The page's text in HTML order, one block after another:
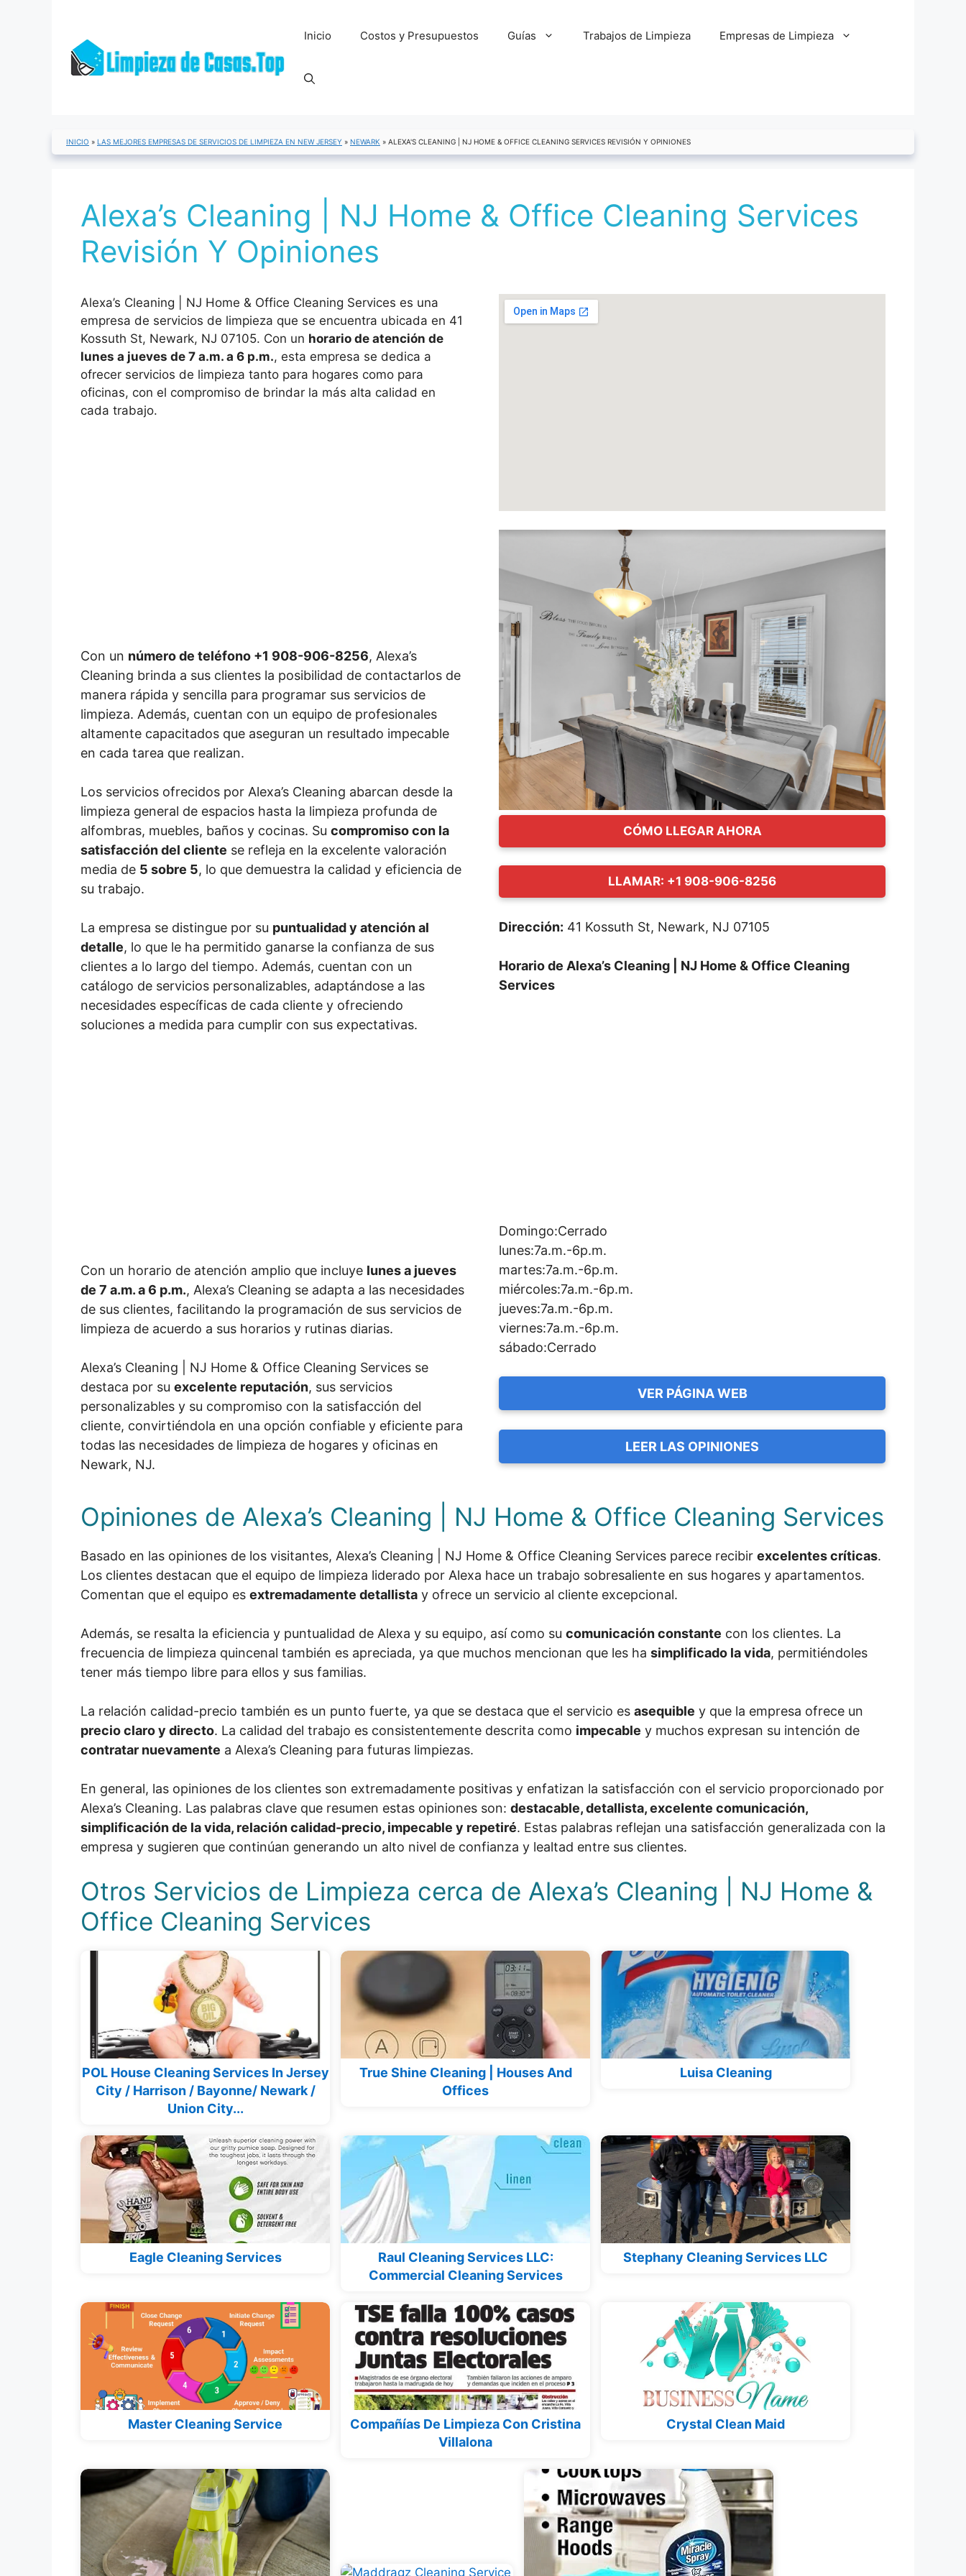
Inicio Costos y Presupuestos Guías Trabajos de Limpieza Empresas de Limpieza
INICIO » LAS MEJORES EMPRESAS DE SERVICIOS DE LIMPIEZA EN NEW JERSEY » NEWARK » ALEXA'S CLEANING | NJ HOME & OFFICE CLEANING SERVICES REVISIÓN Y OPINIONES
Alexa’s Cleaning | NJ Home & Office Cleaning Services
Revisión Y Opiniones
Alexa’s Cleaning | NJ Home & Office Cleaning Services es una
empresa de servicios de limpieza que se encuentra ubicada en 41
Kossuth St, Newark, NJ 07105. Con un horario de atención de
lunes a jueves de 7 a.m. a 6 p.m., esta empresa se dedica a
ofrecer servicios de limpieza tanto para hogares como para
oficinas, con el compromiso de brindar la más alta calidad en
cada trabajo.
Con un número de teléfono +1 908-906-8256, Alexa’s
Cleaning brinda a sus clientes la posibilidad de contactarlos de
manera rápida y sencilla para programar sus servicios de
limpieza. Además, cuentan con un equipo de profesionales
altamente capacitados que aseguran un resultado impecable
en cada tarea que realizan.
Los servicios ofrecidos por Alexa’s Cleaning abarcan desde la
limpieza general de espacios hasta la limpieza profunda de
alfombras, muebles, baños y cocinas. Su compromiso con la
satisfacción del cliente se refleja en la excelente valoración
media de 5 sobre 5, lo que demuestra la calidad y eficiencia de
su trabajo.
La empresa se distingue por su puntualidad y atención al
detalle, lo que le ha permitido ganarse la confianza de sus
clientes a lo largo del tiempo. Además, cuentan con un
catálogo de servicios personalizables, adaptándose a las
necesidades específicas de cada cliente y ofreciendo
soluciones a medida para cumplir con sus expectativas.
Con un horario de atención amplio que incluye lunes a jueves
de 7 a.m. a 6 p.m., Alexa’s Cleaning se adapta a las necesidades
de sus clientes, facilitando la programación de sus servicios de
limpieza de acuerdo a sus horarios y rutinas diarias.
Alexa’s Cleaning | NJ Home & Office Cleaning Services se
destaca por su excelente reputación, sus servicios
personalizables y su compromiso con la satisfacción del
cliente, convirtiéndola en una opción confiable y eficiente para
todas las necesidades de limpieza de hogares y oficinas en
Newark, NJ.
CÓMO LLEGAR AHORA
LLAMAR: +1 908-906-8256
Dirección: 41 Kossuth St, Newark, NJ 07105
Horario de Alexa’s Cleaning | NJ Home & Office Cleaning
Services
Domingo:Cerrado
lunes:7a.m.-6p.m.
martes:7a.m.-6p.m.
miércoles:7a.m.-6p.m.
jueves:7a.m.-6p.m.
viernes:7a.m.-6p.m.
sábado:Cerrado
VER PÁGINA WEB
LEER LAS OPINIONES
Opiniones de Alexa’s Cleaning | NJ Home & Office Cleaning Services
Basado en las opiniones de los visitantes, Alexa’s Cleaning | NJ Home & Office Cleaning Services parece recibir excelentes críticas.
Los clientes destacan que el equipo de limpieza liderado por Alexa hace un trabajo sobresaliente en sus hogares y apartamentos.
Comentan que el equipo es extremadamente detallista y ofrece un servicio al cliente excepcional.
Además, se resalta la eficiencia y puntualidad de Alexa y su equipo, así como su comunicación constante con los clientes. La
frecuencia de limpieza quincenal también es apreciada, ya que muchos mencionan que les ha simplificado la vida, permitiéndoles
tener más tiempo libre para ellos y sus familias.
La relación calidad-precio también es un punto fuerte, ya que se destaca que el servicio es asequible y que la empresa ofrece un
precio claro y directo. La calidad del trabajo es consistentemente descrita como impecable y muchos expresan su intención de
contratar nuevamente a Alexa’s Cleaning para futuras limpiezas.
En general, las opiniones de los clientes son extremadamente positivas y enfatizan la satisfacción con el servicio proporcionado por
Alexa’s Cleaning. Las palabras clave que resumen estas opiniones son: destacable, detallista, excelente comunicación,
simplificación de la vida, relación calidad-precio, impecable y repetiré. Estas palabras reflejan una satisfacción generalizada con la
empresa y sugieren que continúan generando un alto nivel de confianza y lealtad entre sus clientes.
Otros Servicios de Limpieza cerca de Alexa’s Cleaning | NJ Home &
Office Cleaning Services
POL House Cleaning Services In Jersey
City / Harrison / Bayonne/ Newark /
Union City...
True Shine Cleaning | Houses And
Offices
Luisa Cleaning
Eagle Cleaning Services
Raul Cleaning Services LLC:
Commercial Cleaning Services
Stephany Cleaning Services LLC
Master Cleaning Service
Compañías De Limpieza Con Cristina
Villalona
Crystal Clean Maid